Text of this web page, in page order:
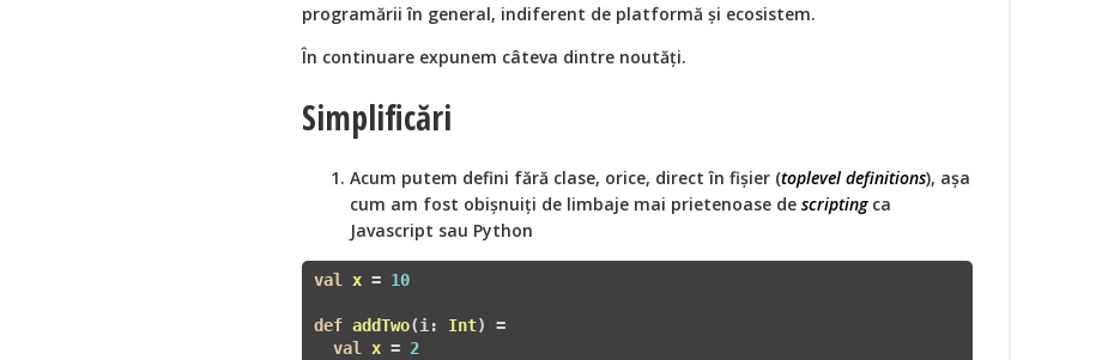
programării în general, indiferent de platformă și ecosistem.
În continuare expunem câteva dintre noutăți.
Simplificări
Acum putem defini fără clase, orice, direct în fișier (toplevel definitions), așa
cum am fost obișnuiți de limbaje mai prietenoase de scriptingca
Javascript sau Python
val x = 10
def addTwo(i: Int) =
val
x = 2